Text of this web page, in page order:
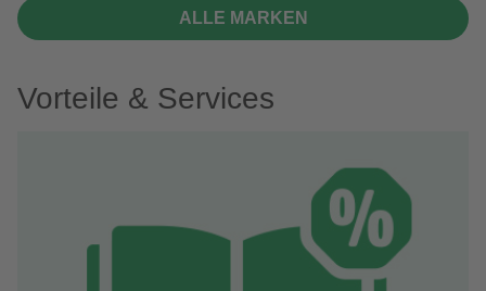
ALLE MARKEN
Vorteile & Services